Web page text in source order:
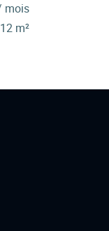
mois
m²